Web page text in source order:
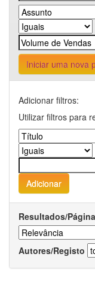
Iniciar uma nova
Adicionar filtros:
Utilizar filtros para
Resultados/Página
Autores/Registo